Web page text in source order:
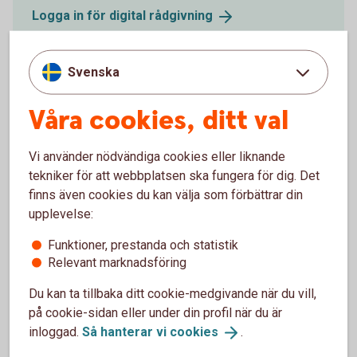
Logga in för digital rådgivning
Varför rådgivning?
Hjälp att välja rätt
Det är bra att se över ditt sparande regelbundet så
vilken fördelning du bör ha mellan aktiefonder och
räntefonder för att du ska ha möjlighet att nå dina
mål. Du får förslag på ett månadssparande i fonder -
ett sparande där du inte behöver göra något och som
kan hjälpa dig bygga upp din ekonomi.
Svenska
Våra cookies, ditt val
Vi använder nödvändiga cookies eller liknande
tekniker för att webbplatsen ska fungera för dig. Det
finns även cookies du kan välja som förbättrar din
upplevelse:
Funktioner, prestanda och statistik
Relevant marknadsföring
Du kan ta tillbaka ditt cookie-medgivande när du vill,
på cookie-sidan eller under din profil när du är
inloggad. Så hanterar vi cookies .